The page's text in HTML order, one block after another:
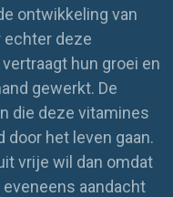
ontwikkeling van
echter deze
hun groei en
gewerkt. De
die deze vitamines
het leven gaan.
vrije wil dan omdat
aandacht